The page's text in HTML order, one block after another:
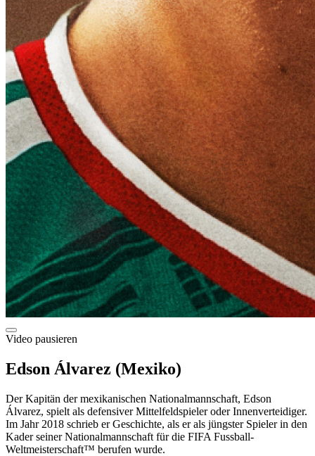
Video pausieren
Edson Álvarez (Mexiko)
Der Kapitän der mexikanischen Nationalmannschaft, Edson
Álvarez, spielt als defensiver Mittelfeldspieler oder Innenverteidiger.
Im Jahr 2018 schrieb er Geschichte, als er als jüngster Spieler in den
Kader seiner Nationalmannschaft für die FIFA Fussball-
Weltmeisterschaft™ berufen wurde.